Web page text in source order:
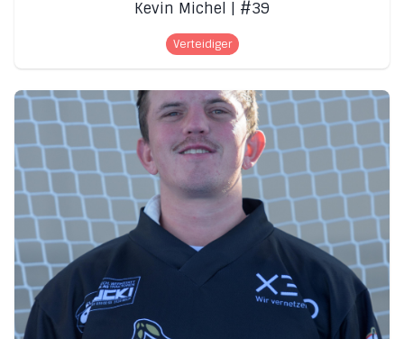
Kevin Michel | #39
Verteidiger